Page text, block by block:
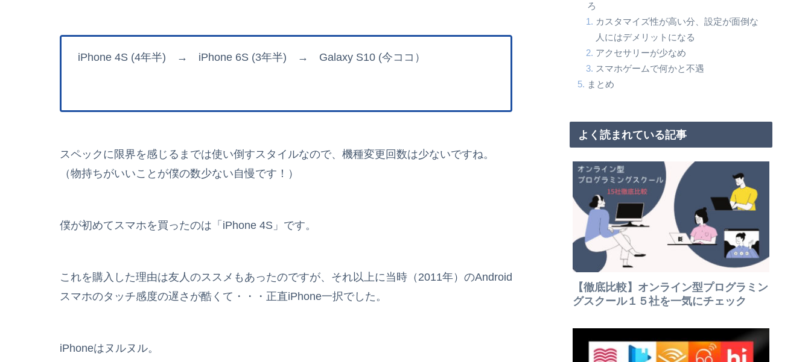
iPhone 4S (4年半) → iPhone 6S (3年半) → Galaxy S10 (今ココ）
スペックに限界を感じるまでは使い倒すスタイルなので、機種変更回数は少ないですね。
（物持ちがいいことが僕の数少ない自慢です！）
僕が初めてスマホを買ったのは「iPhone 4S」です。
これを購入した理由は友人のススメもあったのですが、それ以上に当時（2011年）のAndroid
スマホのタッチ感度の遅さが酷くて・・・正直iPhone一択でした。
iPhoneはヌルヌル。
ろ
カスタマイズ性が高い分、設定が面倒な
人にはデメリットになる
アクセサリーが少なめ
スマホゲームで何かと不遇
まとめ
よく読まれている記事
【徹底比較】オンライン型プログラミン
グスクール１５社を一気にチェック